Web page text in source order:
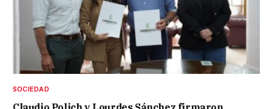
SOCIEDAD